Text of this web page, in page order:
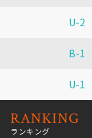
U-2
B-1
U-1
RANKING
ランキング